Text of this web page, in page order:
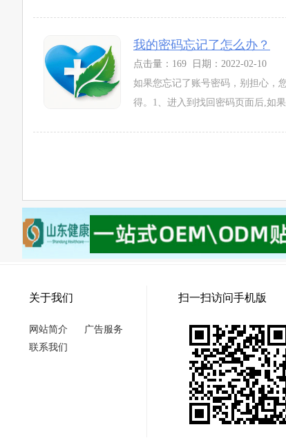
我的密码忘记了怎么办？
点击量：169 日期：2022-02-10
如果您忘记了账号密码，别担心，
得。1、进入到找回密码页面后,如
关于我们
网站简介
广告服务
联系我们
扫一扫访问手机版